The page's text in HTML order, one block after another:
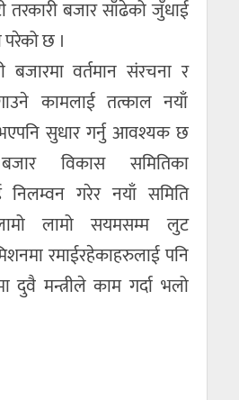
तरकारी बजार साँढेको जुँधाई
परेको छ ।
बजारमा वर्तमान संरचना र
कामलाई तत्काल नयाँ
भएपनि सुधार गर्नु आवश्यक छ
विकास समितिका
निलम्वन गरेर नयाँ समिति
लामो सयमसम्म लुट
रमाईरहेकाहरुलाई पनि
दुवै मन्त्रीले काम गर्दा भलो